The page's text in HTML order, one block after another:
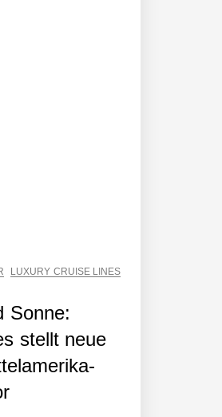
LUXURY CRUISE LINES
Sonne:
stellt neue